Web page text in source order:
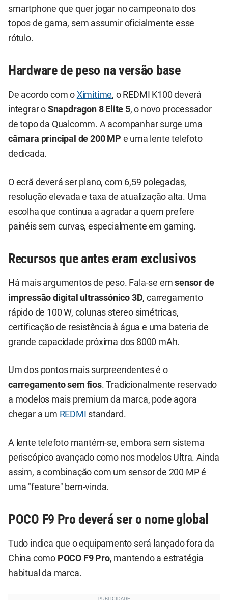
smartphone que quer jogar no campeonato dos
topos de gama, sem assumir oficialmente esse
rótulo.
Hardware de peso na versão base
De acordo com o Ximitime, o REDMI K100 deverá
integrar o Snapdragon 8 Elite 5, o novo processador
de topo da Qualcomm. A acompanhar surge uma
câmara principal de 200 MP e uma lente telefoto
dedicada.
O ecrã deverá ser plano, com 6,59 polegadas,
resolução elevada e taxa de atualização alta. Uma
escolha que continua a agradar a quem prefere
painéis sem curvas, especialmente em gaming.
Recursos que antes eram exclusivos
Há mais argumentos de peso. Fala-se emsensor de
impressão digital ultrassónico 3D, carregamento
rápido de 100 W, colunas stereo simétricas,
certificação de resistência à água e uma bateria de
grande capacidade próxima dos 8000 mAh.
Um dos pontos mais surpreendentes é o
carregamento sem fios. Tradicionalmente reservado
a modelos mais premium da marca, pode agora
chegar a um REDMI standard.
A lente telefoto mantém-se, embora sem sistema
periscópico avançado como nos modelos Ultra. Ainda
assim, a combinação com um sensor de 200 MP é
uma "feature" bem-vinda.
POCO F9 Pro deverá ser o nome global
Tudo indica que o equipamento será lançado fora da
China como POCO F9 Pro, mantendo a estratégia
habitual da marca.